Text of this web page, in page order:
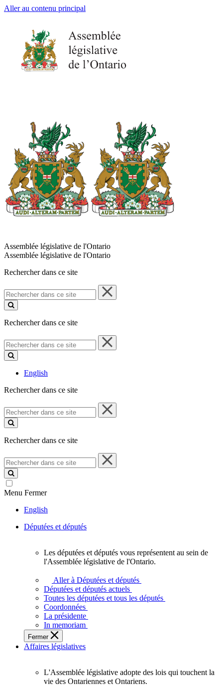
Aller au contenu principal
Assemblée législative de l'Ontario
Assemblée législative de l'Ontario
Rechercher dans ce site
Rechercher
dans
ce
Rechercher dans ce site
Rechercher
dans
ce
English
Rechercher dans ce site
Rechercher
dans
ce
Rechercher dans ce site
Rechercher
dans
ce
site
Menu Fermer
English
Députées et députés
députés
vous
représentent
sein
de
l'Assemblée
législative
l'Ontario.
Les députées et députés vous représentent au sein de
l'Assemblée législative de l'Ontario.
Aller à Députées et députés
Députées et députés actuels
Toutes les députées et tous les députés
Coordonnées
La présidente
In memoriam
Fermer
Affaires législatives
L'Assemblée
L'Assemblée législative adopte des lois qui touchent la
vie des Ontariennes et Ontariens.